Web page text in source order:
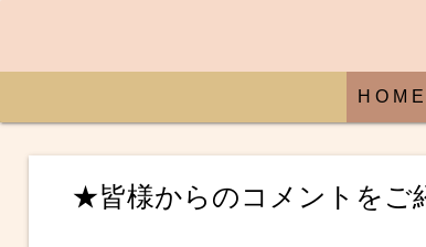
H O M E
★皆様からのコメントを